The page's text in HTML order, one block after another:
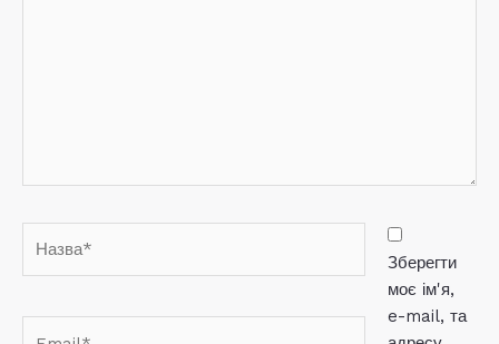
Зберегти
моє ім'я,
e-mail, та